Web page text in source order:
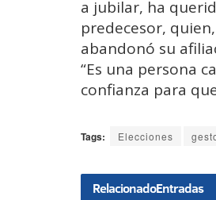
a jubilar, ha
predecesor,
abandonó su
“Es una persona
confianza para
Tags: Elecciones
RelacionadoEntradas